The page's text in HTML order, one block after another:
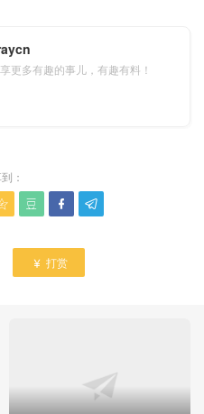
更多有趣的事儿，有趣有料！
：
  
 打赏